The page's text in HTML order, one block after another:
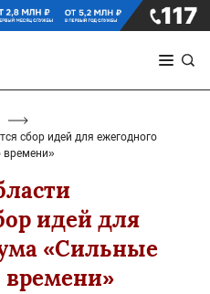
сбор идей для ежегодного
времени»
идей для
«Сильные
времени»